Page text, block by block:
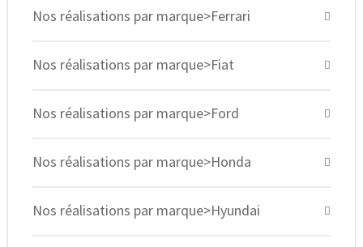
Nos réalisations par marque>Ferrari
Nos réalisations par marque>Fiat
Nos réalisations par marque>Ford
Nos réalisations par marque>Honda
Nos réalisations par marque>Hyundai